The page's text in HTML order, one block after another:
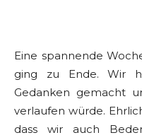
Eine spannende
ging zu Ende. Wir
Gedanken gemacht
verlaufen würde.
dass wir auch